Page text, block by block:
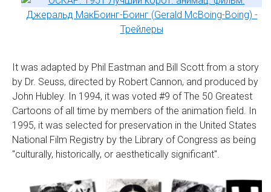
It was adapted by Phil Eastman and Bill Scott from a story
by Dr. Seuss, directed by Robert Cannon, and produced by
John Hubley. In 1994, it was voted #9 of The 50 Greatest
Cartoons of all time by members of the animation field. In
1995, it was selected for preservation in the United States
National Film Registry by the Library of Congress as being
"culturally, historically, or aesthetically significant".